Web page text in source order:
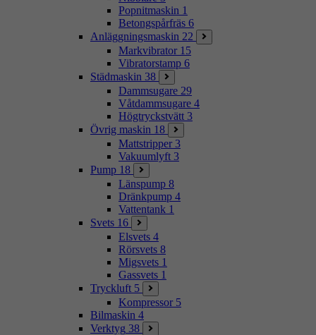
Popnitmaskin 1
Betongspårfräs 6
Anläggningsmaskin 22
Markvibrator 15
Vibratorstamp 6
Städmaskin 38
Dammsugare 29
Våtdammsugare 4
Högtryckstvätt 3
Övrig maskin 18
Mattstripper 3
Vakuumlyft 3
Pump 18
Länspump 8
Dränkpump 4
Vattentank 1
Svets 16
Elsvets 4
Rörsvets 8
Migsvets 1
Gassvets 1
Tryckluft 5
Kompressor 5
Bilmaskin 4
Verktyg 38